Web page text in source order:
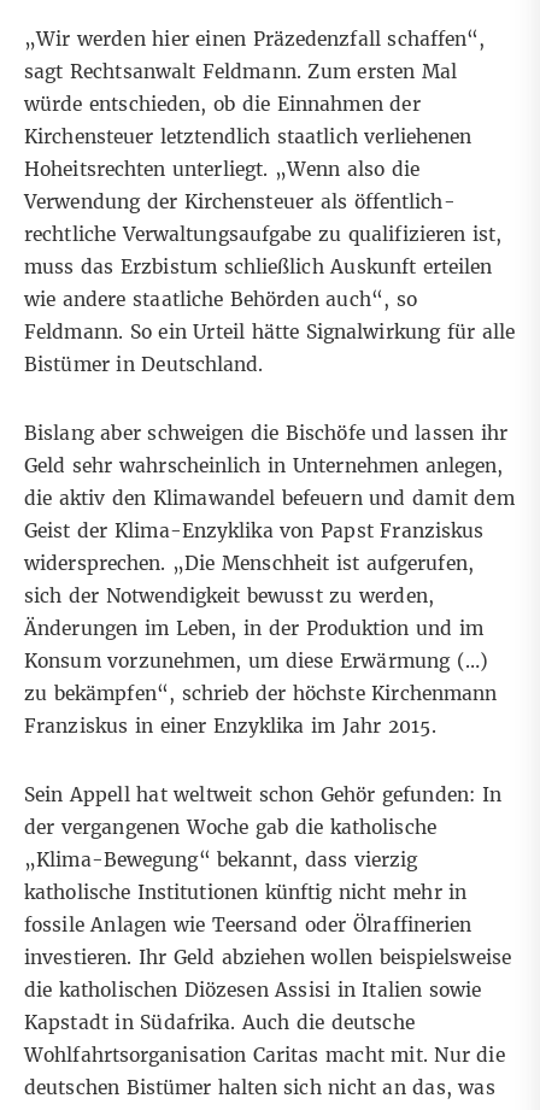
„Wir werden hier einen Präzedenzfall schaffen“,
sagt Rechtsanwalt Feldmann. Zum ersten Mal
würde entschieden, ob die Einnahmen der
Kirchensteuer letztendlich staatlich verliehenen
Hoheitsrechten unterliegt. „Wenn also die
Verwendung der Kirchensteuer als öffentlich-
rechtliche Verwaltungsaufgabe zu qualifizieren ist,
muss das Erzbistum schließlich Auskunft erteilen
wie andere staatliche Behörden auch“, so
Feldmann. So ein Urteil hätte Signalwirkung für alle
Bistümer in Deutschland.
Bislang aber schweigen die Bischöfe und lassen ihr
Geld sehr wahrscheinlich in Unternehmen anlegen,
die aktiv den Klimawandel befeuern und damit dem
Geist der Klima-Enzyklika von Papst Franziskus
widersprechen. „Die Menschheit ist aufgerufen,
sich der Notwendigkeit bewusst zu werden,
Änderungen im Leben, in der Produktion und im
Konsum vorzunehmen, um diese Erwärmung (…)
zu bekämpfen“, schrieb der höchste Kirchenmann
Franziskus in einer Enzyklika im Jahr 2015.
Sein Appell hat weltweit schon Gehör gefunden: In
der vergangenen Woche gab die katholische
„Klima-Bewegung“ bekannt, dass vierzig
katholische Institutionen künftig nicht mehr in
fossile Anlagen wie Teersand oder Ölraffinerien
investieren. Ihr Geld abziehen wollen beispielsweise
die katholischen Diözesen Assisi in Italien sowie
Kapstadt in Südafrika. Auch die deutsche
Wohlfahrtsorganisation Caritas macht mit. Nur die
deutschen Bistümer halten sich nicht an das, was